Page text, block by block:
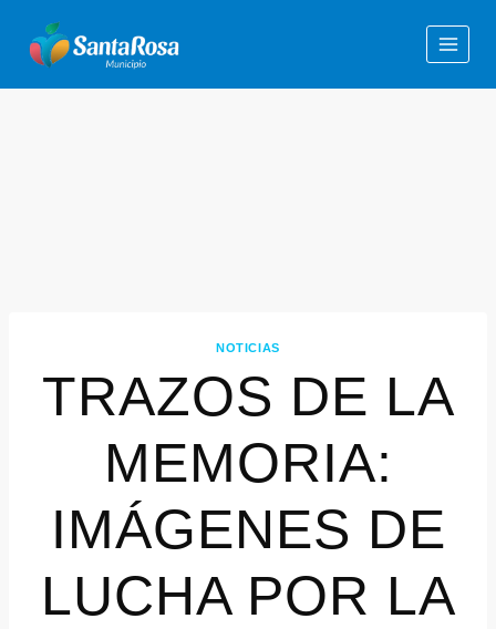
NOTICIAS
TRAZOS DE LA
MEMORIA:
IMÁGENES DE
LUCHA POR LA